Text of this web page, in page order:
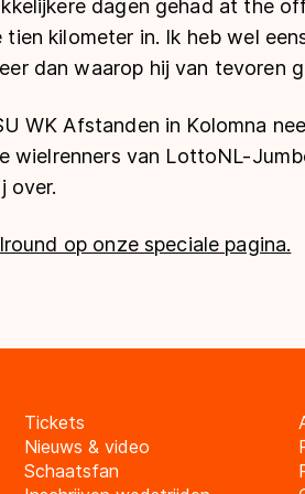
dagen gehad at the
kilometer in. Ik heb wel
dan waarop hij van tevoren
WK Afstanden in Kolomna
wielrenners van LottoNL-
over.
op onze speciale pagina.
Tickets
Nieuws & video
Schaatsfan